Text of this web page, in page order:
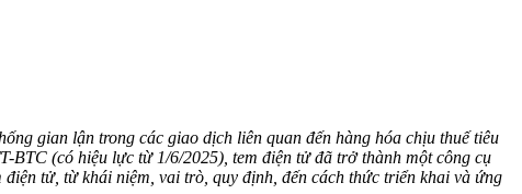
gian lận trong các giao dịch liên quan đến hàng hóa chịu thuế tiêu
(có hiệu lực từ 1/6/2025), tem điện tử đã trở thành một công cụ
tử, từ khái niệm, vai trò, quy định, đến cách thức triển khai và ứng